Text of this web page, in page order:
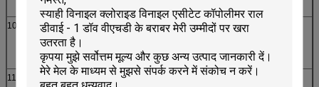
10
घुलनशीलता
25% ((MEK:
टोलुएन=1:1) समाधान
रंगहीन, पारदर्शी, कोई
दृश्य से
11 प्रतिप्रकार VYHH डौ